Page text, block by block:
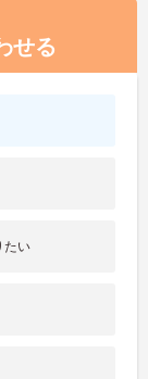
せる
たい